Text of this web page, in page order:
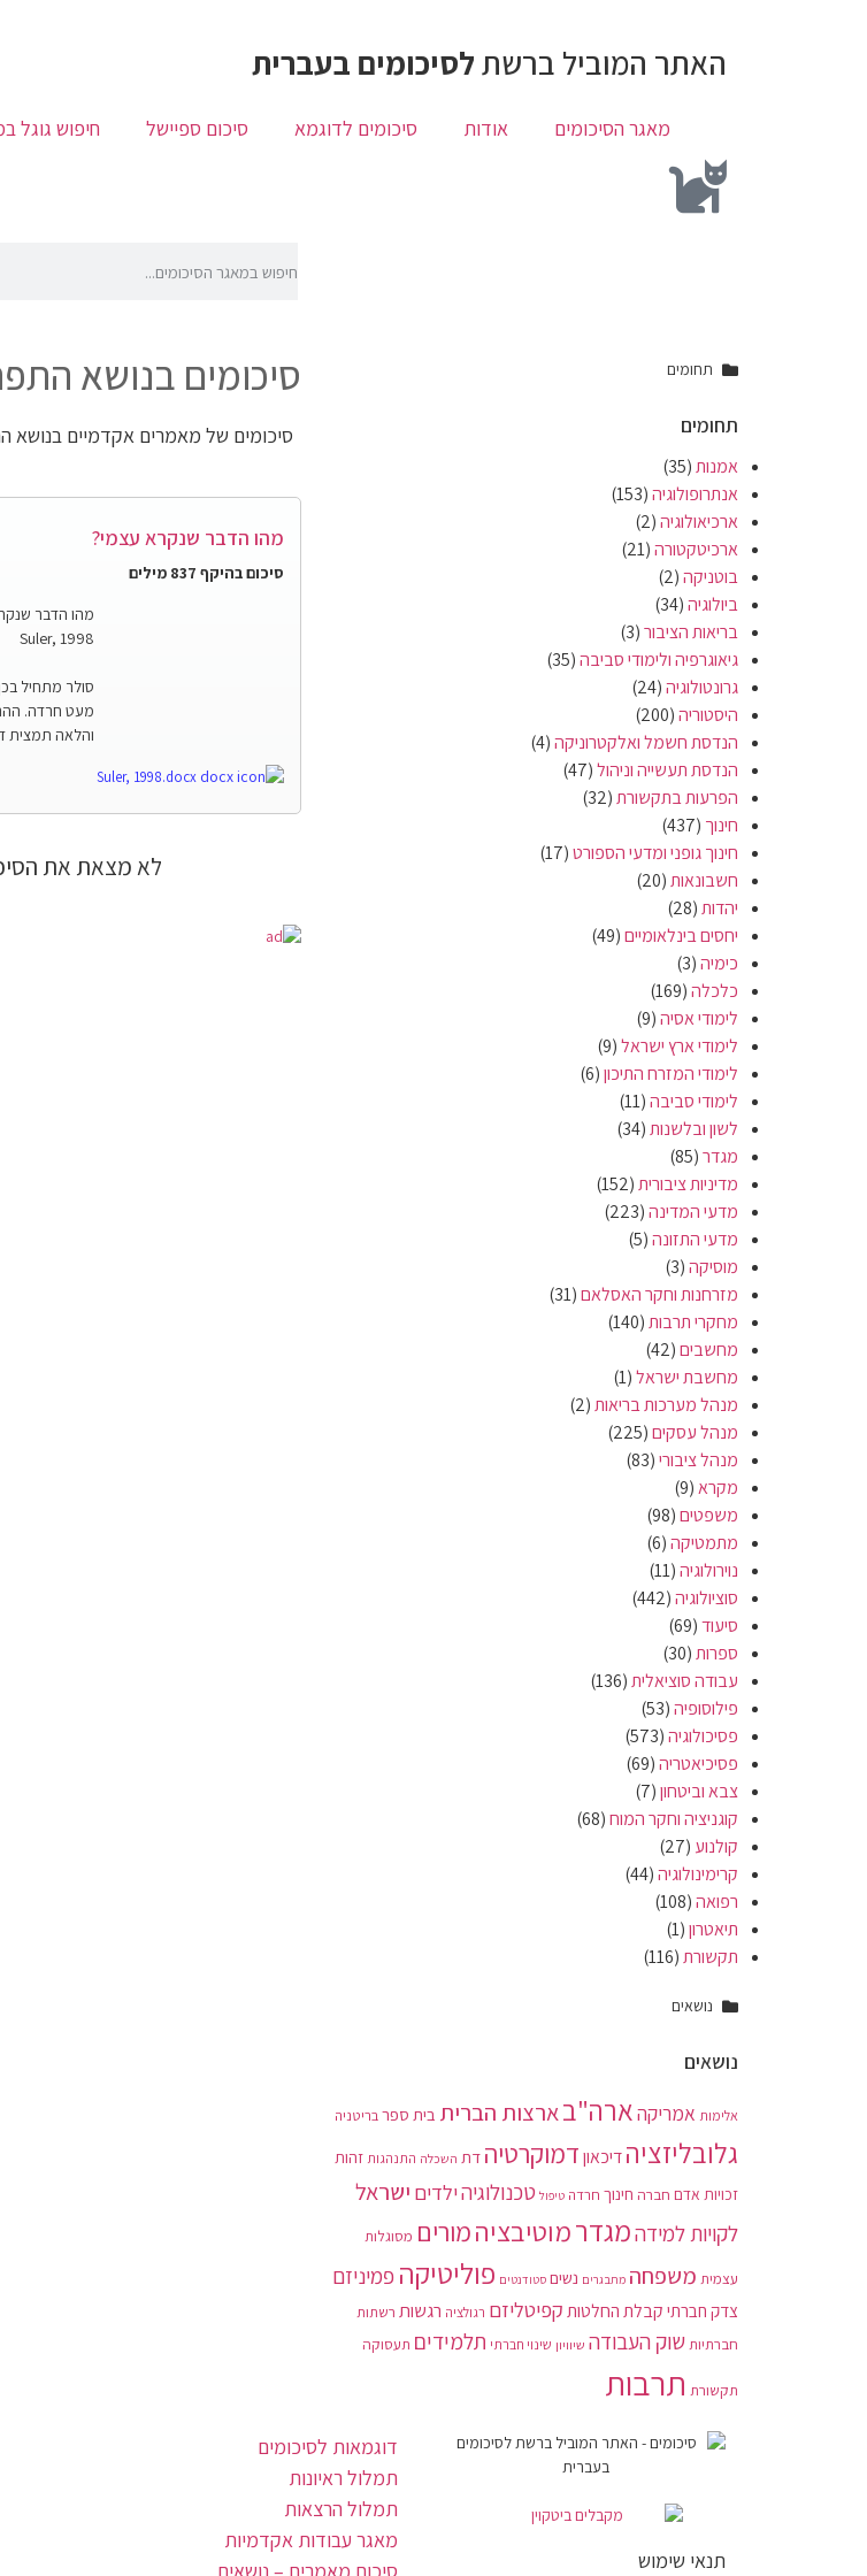
האתר המוביל ברשתלסיכומים בעברית
מאגר הסיכומים אודות סיכומים לדוגמא סיכום ספיישל חיפוש גוגל
תחומים
תחומים
אמנות(35)
אנתרופולוגיה(153)
ארכיאולוגיה(2)
ארכיטקטורה(21)
בוטניקה(2)
ביולוגיה(34)
בריאות הציבור(3)
גיאוגרפיה ולימודי סביבה(35)
גרונטולוגיה(24)
היסטוריה(200)
הנדסת חשמל ואלקטרוניקה(4)
הנדסת תעשייה וניהול(47)
הפרעות בתקשורת(32)
חינוך (437)
חינוך גופני ומדעי הספורט(17)
חשבונאות(20)
יהדות(28)
יחסים בינלאומיים(49)
כימיה(3)
כלכלה(169)
לימודי אסיה(9)
לימודי ארץ ישראל(9)
לימודי המזרח התיכון(6)
לימודי סביבה(11)
לשון ובלשנות(34)
מגדר(85)
מדיניות ציבורית(152)
מדעי המדינה(223)
מדעי התזונה(5)
מוסיקה(3)
מזרחנות וחקר האסלאם(31)
מחקרי תרבות(140)
מחשבים(42)
מחשבת ישראל(1)
מנהל מערכות בריאות(2)
מנהל עסקים(225)
מנהל ציבורי(83)
מקרא(9)
משפטים(98)
מתמטיקה(6)
נוירולוגיה(11)
סוציולוגיה(442)
סיעוד(69)
ספרות(30)
עבודה סוציאלית(136)
פילוסופיה(53)
פסיכולוגיה(573)
פסיכיאטריה(69)
צבא וביטחון(7)
קוגניציה וחקר המוח(68)
קולנוע (27)
קרימינולוגיה(44)
רפואה(108)
תיאטרון(1)
תקשורת(116)
נושאים
נושאים
אלימות אמריקהארה"בארצות הברית בית ספרבריטניה
גלובליזציהדיכאוןדמוקרטיה דת השכלה התנהגותזהות
זכויות אדם חברה חינוך חרדה טיפול טכנולוגיהילדים ישראל
לקויות למידהמגדרמוטיבציהמורים מסוגלות
עצמית משפחה מתבגרים נשים סטודנטים פוליטיקה פמיניזם
צדק חברתי קבלת החלטותקפיטליזם רגולציה רגשות רשתות
חברתיותשוק העבודה שיוויון שינוי חברתי תלמידים תעסוקה
תקשורת תרבות
סיכומים בנושא
סיכומים של מאמרים אקדמיים בנושא
מהו הדבר שנקרא עצמי?
סיכום בהיקף 837 מילים
מהו הדבר
Suler, 1998
סולר מתחיל
מעט חרדה.
והלאה תמצית
לא מצאת את
תנאי שימוש
דוגמאות לסיכומים
תמלול ראיונות
תמלול הרצאות
מאגר עבודות אקדמיות